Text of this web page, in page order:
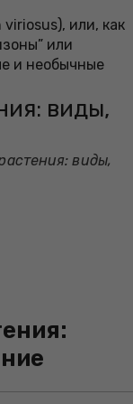
или, как
или
и необычные
виды,
виды,